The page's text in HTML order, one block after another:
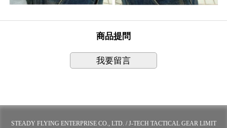
商品提問
我要留言
STEADY FLYING ENTERPRISE CO., LTD. / J-TECH TACTICAL GEAR LIMIT